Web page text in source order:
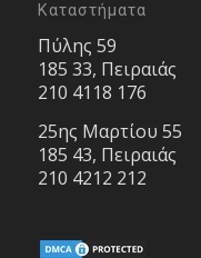
Καταστήματα
Πύλης 59
185 33, Πειραιάς
210 4118 176
25ης Μαρτίου 55
185 43, Πειραιάς
210 4212 212